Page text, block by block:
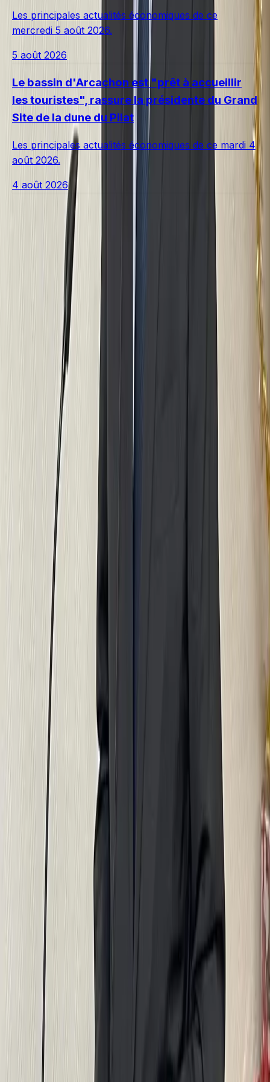
Les principales actualités économiques de ce
mercredi 5 août 2026.
5 août 2026
Le bassin d'Arcachon est "prêt à accueillir
les touristes", rassure la présidente du Grand
Site de la dune du Pilat
Les principales actualités économiques de ce mardi 4
août 2026.
4 août 2026
Nos vidéos Voir tout